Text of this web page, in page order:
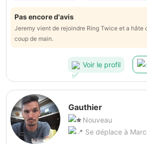
Pas encore d'avis
Jeremy vient de rejoindre Ring Twice et a hâte
coup de main.
Voir le profil
Gauthier
Nouveau
Se déplace à